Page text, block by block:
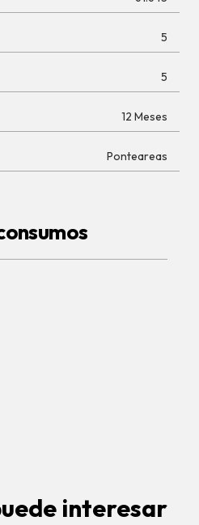
5
5
12 Meses
Ponteareas
interesar